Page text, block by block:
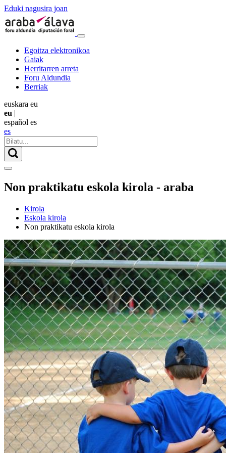
Eduki nagusira joan
Egoitza elektronikoa
Gaiak
Herritarren arreta
Foru Aldundia
Berriak
euskara eu
eu |
español es
es
Non praktikatu eskola kirola - araba
Kirola
Eskola kirola
Non praktikatu eskola kirola